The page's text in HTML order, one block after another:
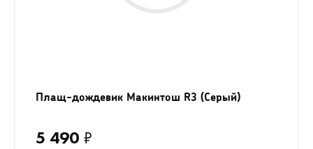
Плащ-дождевик Макинтош R3 (Серый)
5 490 ₽